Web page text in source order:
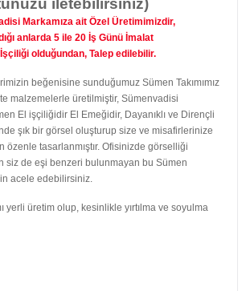
iletebilirsiniz)
Markamıza ait Özel Üretimimizdir,
anlarda 5 ile 20 İş Günü İmalat
olduğundan, Talep edilebilir.
beğenisine sunduğumuz Sümen Takımımız
malzemelerle üretilmiştir, Sümenvadisi
El işçiliğidir El Emeğidir, Dayanıklı ve Dirençli
şık bir görsel oluşturup size ve misafirlerinize
özenle tasarlanmıştır. Ofisinizde görselliği
siz de eşi benzeri bulunmayan bu Sümen
acele edebilirsiniz.
yerli üretim olup, kesinlikle yırtılma ve soyulma